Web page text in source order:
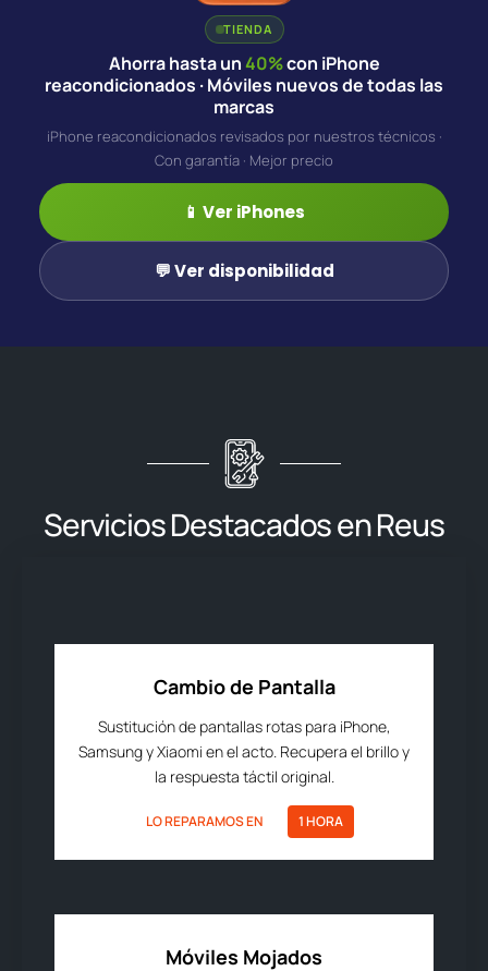
TIENDA
Ahorra hasta un40%con iPhone
reacondicionados · Móviles nuevos de todas las
marcas
iPhone reacondicionados revisados por nuestros técnicos ·
Con garantía · Mejor precio
📱 Ver iPhones
💬 Ver disponibilidad
Servicios Destacados en Reus
Cambio de Pantalla
Sustitución de pantallas rotas para iPhone,
Samsung y Xiaomi en el acto. Recupera el brillo y
la respuesta táctil original.
LO REPARAMOS EN 1 HORA
Móviles Mojados